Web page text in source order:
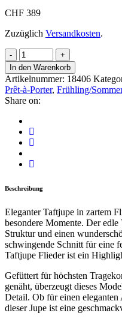
CHF 389
Zuzüglich Versandkosten.
In den Warenkorb
Artikelnummer: 18406
Prêt-à-Porter, Frühling/
Share on:
Beschreibung
Eleganter Taftjupe in zartem
besondere Momente. Der
Struktur und einen
schwingende Schnitt für eine
Taftjupe Flieder ist ein
Gefüttert für höchsten
genäht, überzeugt dieses
Detail. Ob für einen eleganten
dieser Jupe ist eine